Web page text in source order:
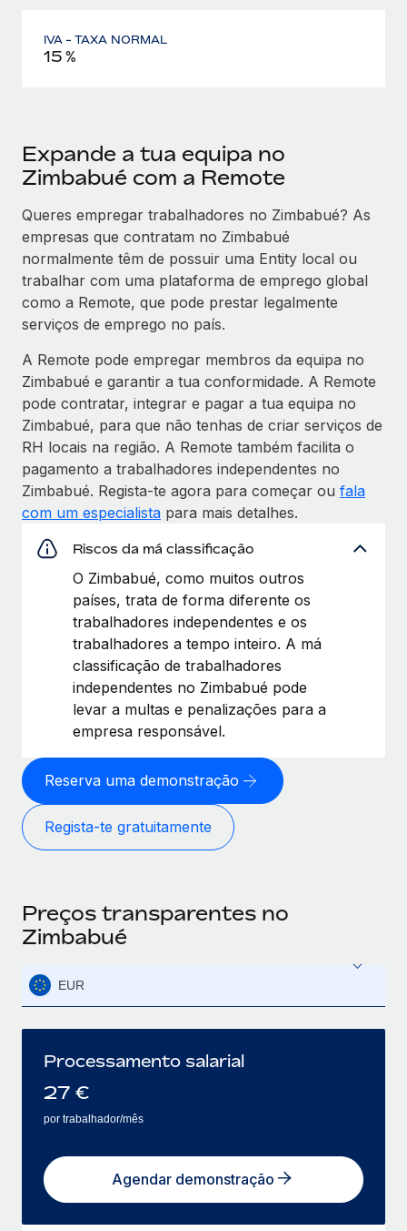
IVA - TAXA NORMAL
15 %
Expande a tua equipa no
Zimbabué com a Remote
Queres empregar trabalhadores no Zimbabué? As
empresas que contratam no Zimbabué
normalmente têm de possuir uma Entity local ou
trabalhar com uma plataforma de emprego global
como a Remote, que pode prestar legalmente
serviços de emprego no país.
A Remote pode empregar membros da equipa no
Zimbabué e garantir a tua conformidade. A Remote
pode contratar, integrar e pagar a tua equipa no
Zimbabué, para que não tenhas de criar serviços de
RH locais na região. A Remote também facilita o
pagamento a trabalhadores independentes no
Zimbabué. Regista‑te agora para começar ou fala
com um especialista para mais detalhes.
Riscos da má classificação
O Zimbabué, como muitos outros
países, trata de forma diferente os
trabalhadores independentes e os
trabalhadores a tempo inteiro. A má
classificação de trabalhadores
independentes no Zimbabué pode
levar a multas e penalizações para a
empresa responsável.
Reserva uma demonstração
Regista‑te gratuitamente
Preços transparentes no
Zimbabué
EUR
Processamento salarial
27 €
por trabalhador/mês
Agendar demonstração